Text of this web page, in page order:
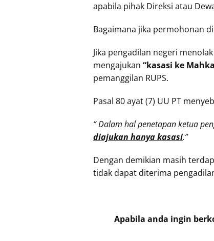
apabila pihak Direksi atau
Bagaimana jika permohonan
Jika pengadilan negeri
mengajukan “kasasi ke
pemanggilan RUPS.
Pasal 80 ayat (7) UU PT
“ Dalam hal penetapan ketua
diajukan hanya kasasi.”
Dengan demikian masih
tidak dapat diterima
Apabila anda ingin